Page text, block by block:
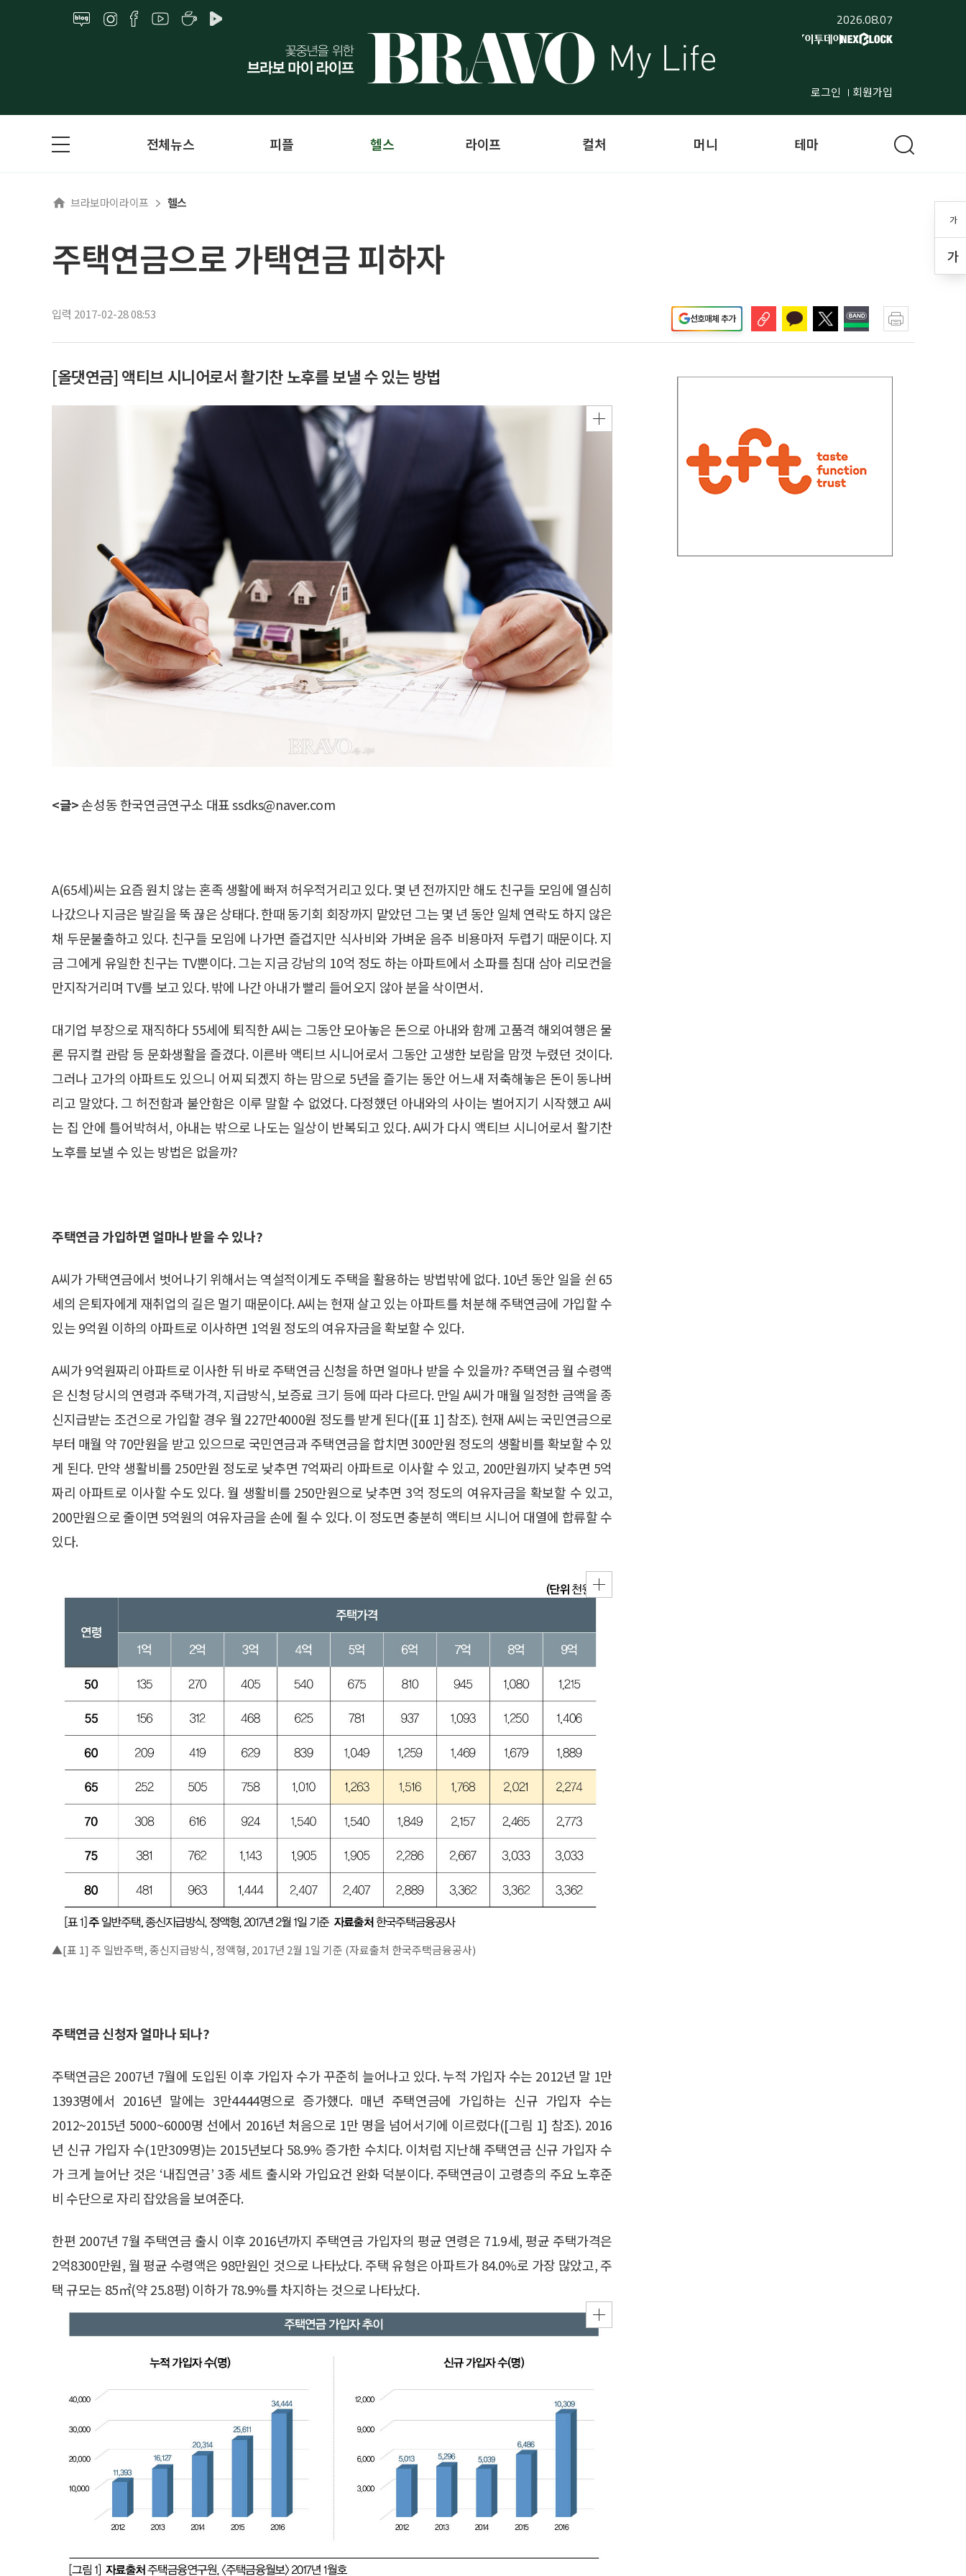
2026.08.07
로그인 회원가입
가
가
전체뉴스 피플 헬스 라이프 컬처 머니 테마
브라보마이라이프 헬스
주택연금으로 가택연금 피하자
입력 2017-02-28 08:53 선호매체 추가
[올댓연금] 액티브 시니어로서 활기찬 노후를 보낼 수 있는 방법
<글>손성동 한국연금연구소 대표 ssdks@naver.com
A(65세)씨는 요즘 원치 않는 혼족 생활에 빠져 허우적거리고 있다. 몇 년 전까지만 해도 친구들 모임에 열심히
나갔으나 지금은 발길을 뚝 끊은 상태다. 한때 동기회 회장까지 맡았던 그는 몇 년 동안 일체 연락도 하지 않은
채 두문불출하고 있다. 친구들 모임에 나가면 즐겁지만 식사비와 가벼운 음주 비용마저 두렵기 때문이다. 지
금 그에게 유일한 친구는 TV뿐이다. 그는 지금 강남의 10억 정도 하는 아파트에서 소파를 침대 삼아 리모컨을
만지작거리며 TV를 보고 있다. 밖에 나간 아내가 빨리 들어오지 않아 분을 삭이면서.
대기업 부장으로 재직하다 55세에 퇴직한 A씨는 그동안 모아놓은 돈으로 아내와 함께 고품격 해외여행은 물
론 뮤지컬 관람 등 문화생활을 즐겼다. 이른바 액티브 시니어로서 그동안 고생한 보람을 맘껏 누렸던 것이다.
그러나 고가의 아파트도 있으니 어찌 되겠지 하는 맘으로 5년을 즐기는 동안 어느새 저축해놓은 돈이 동나버
리고 말았다. 그 허전함과 불안함은 이루 말할 수 없었다. 다정했던 아내와의 사이는 벌어지기 시작했고 A씨
는 집 안에 틀어박혀서, 아내는 밖으로 나도는 일상이 반복되고 있다. A씨가 다시 액티브 시니어로서 활기찬
노후를 보낼 수 있는 방법은 없을까?
주택연금 가입하면 얼마나 받을 수 있나?
A씨가 가택연금에서 벗어나기 위해서는 역설적이게도 주택을 활용하는 방법밖에 없다. 10년 동안 일을 쉰 65
세의 은퇴자에게 재취업의 길은 멀기 때문이다. A씨는 현재 살고 있는 아파트를 처분해 주택연금에 가입할 수
있는 9억원 이하의 아파트로 이사하면 1억원 정도의 여유자금을 확보할 수 있다.
A씨가 9억원짜리 아파트로 이사한 뒤 바로 주택연금 신청을 하면 얼마나 받을 수 있을까? 주택연금 월 수령액
은 신청 당시의 연령과 주택가격, 지급방식, 보증료 크기 등에 따라 다르다. 만일 A씨가 매월 일정한 금액을 종
신지급받는 조건으로 가입할 경우 월 227만4000원 정도를 받게 된다([표 1] 참조). 현재 A씨는 국민연금으로
부터 매월 약 70만원을 받고 있으므로 국민연금과 주택연금을 합치면 300만원 정도의 생활비를 확보할 수 있
게 된다. 만약 생활비를 250만원 정도로 낮추면 7억짜리 아파트로 이사할 수 있고, 200만원까지 낮추면 5억
짜리 아파트로 이사할 수도 있다. 월 생활비를 250만원으로 낮추면 3억 정도의 여유자금을 확보할 수 있고,
200만원으로 줄이면 5억원의 여유자금을 손에 쥘 수 있다. 이 정도면 충분히 액티브 시니어 대열에 합류할 수
있다.
▲[표 1] 주 일반주택, 종신지급방식, 정액형, 2017년 2월 1일 기준 (자료출처 한국주택금융공사)
주택연금 신청자 얼마나 되나?
주택연금은 2007년 7월에 도입된 이후 가입자 수가 꾸준히 늘어나고 있다. 누적 가입자 수는 2012년 말 1만
1393명에서 2016년 말에는 3만4444명으로 증가했다. 매년 주택연금에 가입하는 신규 가입자 수는
2012~2015년 5000~6000명 선에서 2016년 처음으로 1만 명을 넘어서기에 이르렀다([그림 1] 참조). 2016
년 신규 가입자 수(1만309명)는 2015년보다 58.9% 증가한 수치다. 이처럼 지난해 주택연금 신규 가입자 수
가 크게 늘어난 것은 ‘내집연금’ 3종 세트 출시와 가입요건 완화 덕분이다. 주택연금이 고령층의 주요 노후준
비 수단으로 자리 잡았음을 보여준다.
한편 2007년 7월 주택연금 출시 이후 2016년까지 주택연금 가입자의 평균 연령은 71.9세, 평균 주택가격은
2억8300만원, 월 평균 수령액은 98만원인 것으로 나타났다. 주택 유형은 아파트가 84.0%로 가장 많았고, 주
택 규모는 85㎡(약 25.8평) 이하가 78.9%를 차지하는 것으로 나타났다.